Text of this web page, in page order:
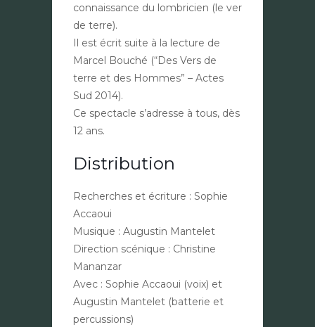
connaissance du lombricien (le ver
de terre).
Il est écrit suite à la lecture de
Marcel Bouché (“Des Vers de
terre et des Hommes” – Actes
Sud 2014).
Ce spectacle s’adresse à tous, dès
12 ans.
Distribution
Recherches et écriture : Sophie
Accaoui
Musique : Augustin Mantelet
Direction scénique : Christine
Mananzar
Avec : Sophie Accaoui (voix) et
Augustin Mantelet (batterie et
percussions)